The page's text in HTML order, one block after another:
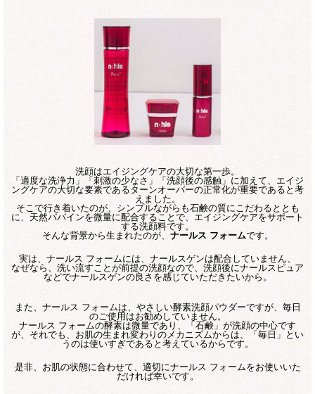
洗顔はエイジングケアの大切な第一歩。
「適度な洗浄力」「刺激の少なさ」「洗顔後の感触」に加えて、エイジ
ングケアの大切な要素であるターンオーバーの正常化が重要であると考
えました。
そこで行き着いたのが、シンプルながらも石鹸の質にこだわるととも
に、天然パパインを微量に配合することで、エイジングケアをサポート
する洗顔料です。
そんな背景から生まれたのが、 ナールス フォームです。
実は、ナールス フォームには、ナールスゲンは配合していません、
なぜなら、洗い流すことが前提の洗顔なので、洗顔後にナールスピュア
などでナールスゲンの良さを感じていただきたいから。
また、ナールス フォームは、やさしい酵素洗顔パウダーですが、毎日
のご使用はお勧めしていません。
ナールス フォームの酵素は微量であり、「石鹸」が洗顔の中心です
が、それでも、お肌の生まれ変わりのメカニズムからは、「毎日」とい
うのは使いすぎであると考えているからです。
是非、お肌の状態に合わせて、適切にナールス フォームをお使いいた
だければ幸いです。